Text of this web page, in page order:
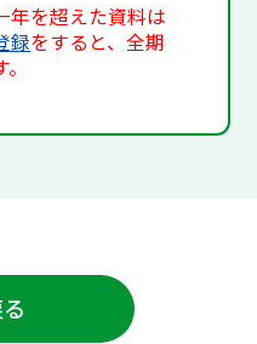
年を超えた資料は
録をすると、全期